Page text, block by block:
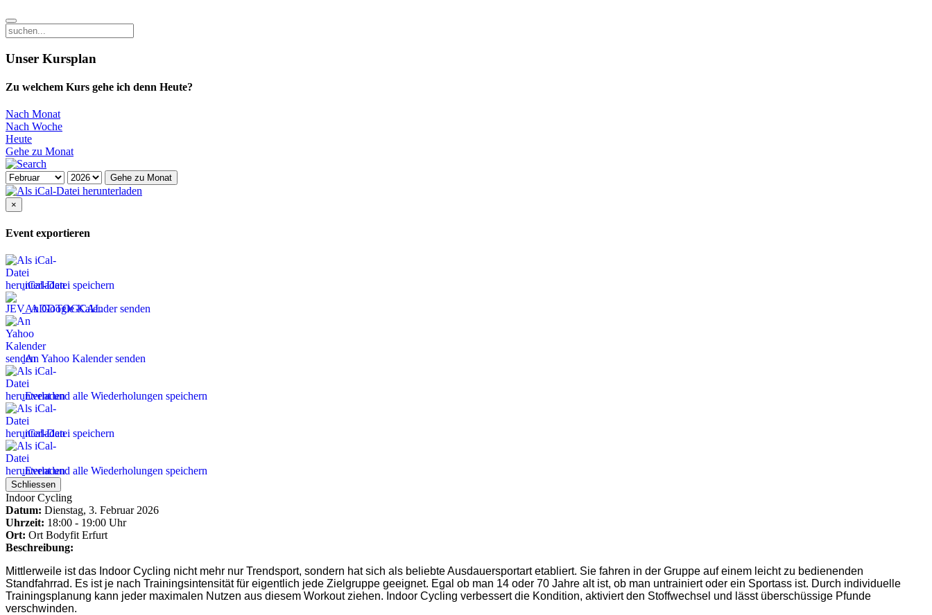
Unser Kursplan
Zu welchem Kurs gehe ich denn Heute?
Nach Monat
Nach Woche
Heute
Gehe zu Monat
Gehe zu Monat
×
Event exportieren
iCal-Datei speichern
An Google Kalender senden
An Yahoo Kalender senden
Event und alle Wiederholungen speichern
iCal-Datei speichern
Event und alle Wiederholungen speichern
Schliessen
Indoor Cycling
Datum: Dienstag, 3. Februar 2026
Uhrzeit: 18:00 - 19:00 Uhr
Ort: Ort Bodyfit Erfurt
Beschreibung:
Mittlerweile ist das Indoor Cycling nicht mehr nur Trendsport, sondern hat sich als beliebteAusdauersportart etabliert. Sie fahren in der Gruppe auf einem leicht zu bedienenden
Standfahrrad. Es ist je nach Trainingsintensität für eigentlich jede Zielgruppe geeignet. Egal ob man 14 oder 70 Jahre alt ist, ob man untrainiert oder ein Sportass ist. Durch individuelle
Trainingsplanung kann jeder maximalen Nutzen aus diesem Workout ziehen. Indoor Cycling verbessert die Kondition, aktiviert den Stoffwechsel und lässt überschüssige Pfunde
verschwinden.